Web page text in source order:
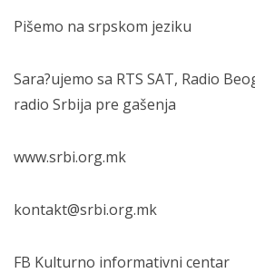
Pišemo na srpskom jeziku
Sara?ujemo sa RTS SAT, Radio
radio Srbija pre gašenja
www.srbi.org.mk
kontakt@srbi.org.mk
FB Kulturno informativni centar